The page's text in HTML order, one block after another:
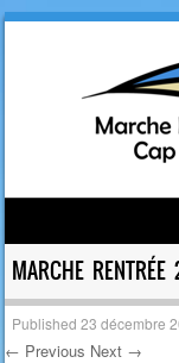
Skip to content
MARCHE
Published23 décembre
← Previous Next →